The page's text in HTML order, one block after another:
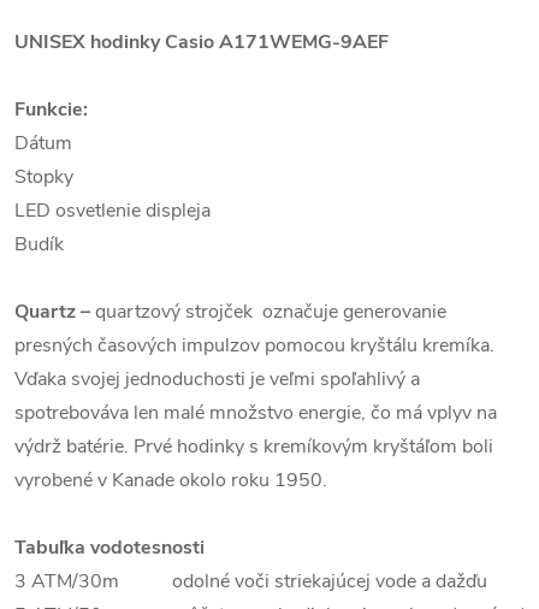
UNISEX hodinky CasioA171WEMG-9AEF
Funkcie:
Dátum
Stopky
LED osvetlenie displeja
Budík
Quartz–quartzový strojček označuje generovanie
presných časových impulzov pomocou kryštálu kremíka.
Vďaka svojej jednoduchosti je veľmi spoľahlivý a
spotrebováva len malé množstvo energie, čo má vplyv na
výdrž batérie. Prvé hodinky s kremíkovým kryštáľom boli
vyrobené v Kanade okolo roku 1950.
Tabuľka vodotesnosti
3 ATM/30m odolné voči striekajúcej vode a dažďu